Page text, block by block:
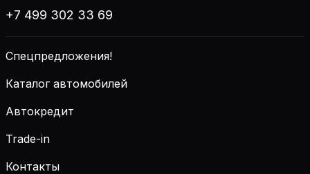
+7 499 302 33 69
Спецпредложения!
Каталог автомобилей
Автокредит
Trade-in
Контакты